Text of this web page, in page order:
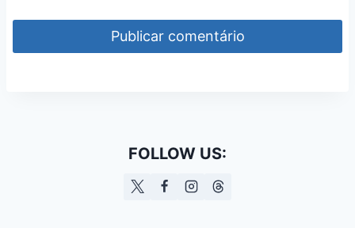
FOLLOW US: